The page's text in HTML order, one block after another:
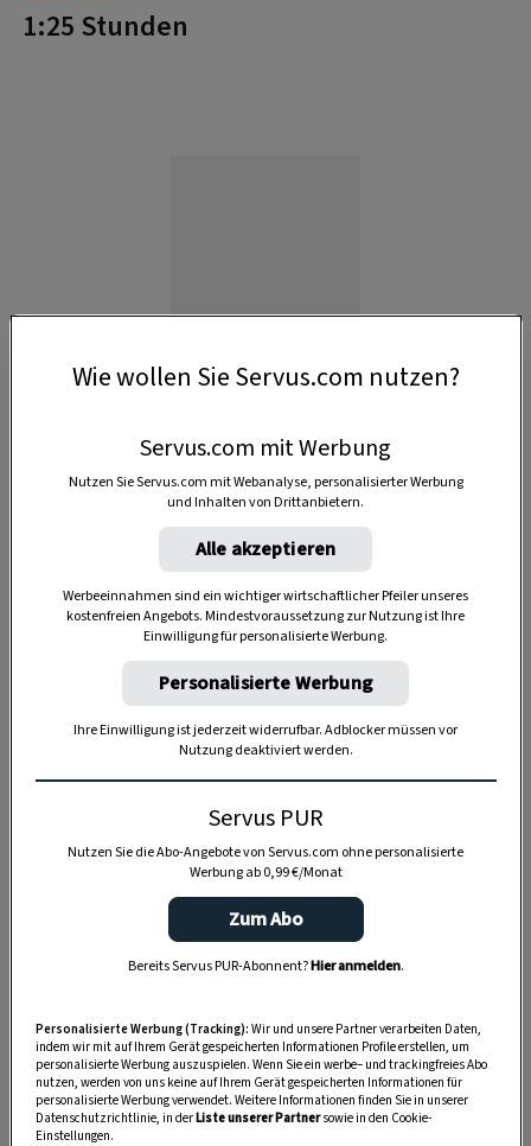
1:25 Stunden
Anzeige
Zutaten
Wie wollen Sie Servus.com nutzen?
Servus.com mit Werbung
Nutzen Sie Servus.com mit Webanalyse, personalisierter Werbung
und Inhalten von Drittanbietern.
Alle akzeptieren
Werbeeinnahmen sind ein wichtiger wirtschaftlicher Pfeiler unseres
kostenfreien Angebots. Mindestvoraussetzung zur Nutzung ist Ihre
Einwilligung für personalisierte Werbung.
Personalisierte Werbung
Ihre Einwilligung ist jederzeit widerrufbar. Adblocker müssen vor
Nutzung deaktiviert werden.
Servus PUR
Nutzen Sie die Abo-Angebote von Servus.com ohne personalisierte
Werbung ab 0,99 €/Monat
Zum Abo
Bereits Servus PUR-Abonnent?Hier anmelden.
Personalisierte Werbung (Tracking): Wir und unsere Partner verarbeiten Daten,
indem wir mit auf Ihrem Gerät gespeicherten Informationen Profile erstellen, um
personalisierte Werbung auszuspielen. Wenn Sie ein werbe– und trackingfreies Abo
nutzen, werden von uns keine auf Ihrem Gerät gespeicherten Informationen für
personalisierte Werbung verwendet. Weitere Informationen finden Sie in unserer
Datenschutzrichtlinie, in derListe unserer Partnersowie in den Cookie-
Einstellungen.